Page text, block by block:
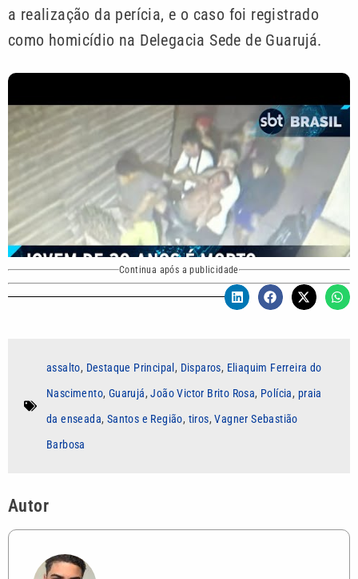
a realização da perícia, e o caso foi registrado
como homicídio na Delegacia Sede de Guarujá.
Continua após a publicidade
assalto, Destaque Principal , Disparos, Eliaquim Ferreira do
Nascimento, Guarujá,João Victor Brito Rosa, Polícia, praia
da enseada, Santos e Região, tiros,Vagner Sebastião
Barbosa
Autor